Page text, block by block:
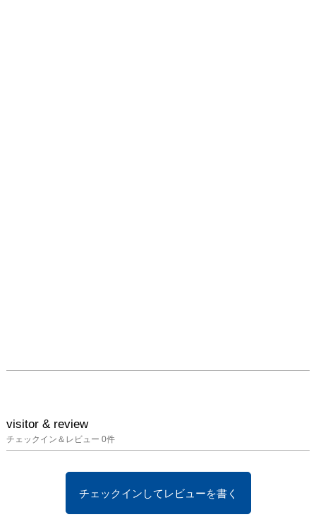
まれていましたが、概し
て来場者のエキゾチシズ
ムを満たすエンターテイ
メントとして人気を博し
遠隔地の空間を切り取
visitor & review
チェックイン＆レビュー 0件
チェックインしてレビューを書く